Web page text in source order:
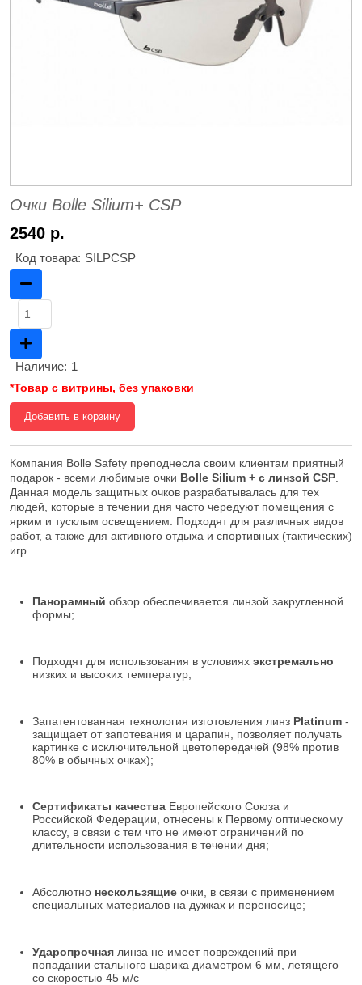
Очки Bolle Silium+ CSP
2540 р.
Код товара: SILPCSP
Наличие: 1
*Товар с витрины, без упаковки
Добавить в корзину
Компания Bolle Safety преподнесла своим клиентам приятный
подарок - всеми любимые очки Bolle Silium + с линзой CSP
Данная модель защитных очков разрабатывалась для тех
людей, которые в течении дня часто чередуют помещения с
ярким и тусклым освещением. Подходят для различных видов
работ, а также для активного отдыха и спортивных (тактических)
игр.
Панорамный обзор обеспечивается линзой закругленной
формы;
Подходят для использования в условиях экстремально
низких и высоких температур;
Запатентованная технология изготовления линз Platinum -
защищает от запотевания и царапин, позволяет получать
картинке с исключительной цветопередачей (98% против
80% в обычных очках);
Сертификаты качества Европейского Союза и
Российской Федерации, отнесены к Первому оптическому
классу, в связи с тем что не имеют ограничений по
длительности использования в течении дня;
Абсолютно нескользящие очки, в связи с применением
специальных материалов на дужках и переносице;
Ударопрочная линза не имеет повреждений при
попадании стального шарика диаметром 6 мм, летящего
со скоростью 45 м/с